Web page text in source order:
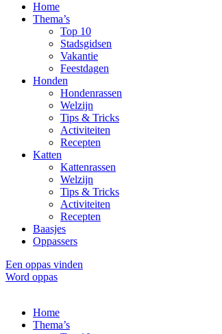
Home
Thema’s
Top 10
Stadsgidsen
Vakantie
Feestdagen
Honden
Hondenrassen
Welzijn
Tips & Tricks
Activiteiten
Recepten
Katten
Kattenrassen
Welzijn
Tips & Tricks
Activiteiten
Recepten
Baasjes
Oppassers
Een oppas vinden
Word oppas
Home
Thema’s